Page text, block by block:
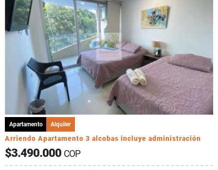
Apartamento Alquiler
Arriendo Apartamento 3 alcobas incluye administración
$3.490.000 COP